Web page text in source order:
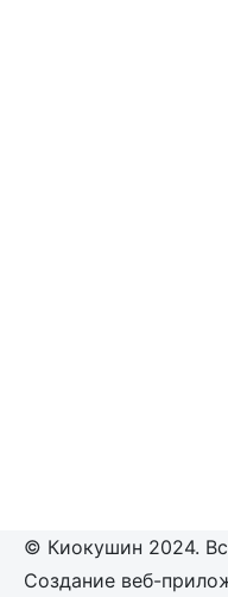
© Киокушин 2024.
Создание веб-